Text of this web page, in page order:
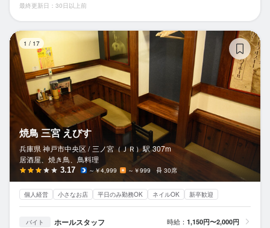
最終更新日：30日以上前
1 / 17
焼鳥 三宮 えびす
兵庫県 神戸市中央区 / 三ノ宮（ＪＲ）駅 307m
居酒屋、焼き鳥、鳥料理
3.17 ～￥4,999 ～￥999 30席
個人経営 小さなお店 平日のみ勤務OK ネイルOK 新卒歓迎
バイト ホールスタッフ 時給： 1,150円〜2,000円